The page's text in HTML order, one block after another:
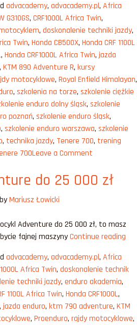
na
prawo
jazdy
A2
[2023]”
advacademy, advacademy.pl, Africa
G310GS, CRF1000L Africa Twin,
, doskonalenie techniki jazdy,
Twin, Honda CB500X, Honda CRF 1100L
, Honda CRF1000L Africa Twin,jazda
, KTM 890 Adventure R, kursy
motocyklowe, Royal Enfield Himalayan,
, szkolenia na torze, szkolenie ciężkie
enduro dolny śląsk, szkolenie
poznań, szkolenie enduro śląsk,
, szkolenie enduro warszawa, szkolenie
, technika jazdy, Tenere 700, trening
700Leave a Comment
adventure
A2
[2023]
do 25 000 zł
byMariusz Łowicki
Adventure do 25 000 zł, to masz
fajnej maszynyContinue reading
25
advacademy, advacademy.pl, Africa
Africa Twin, doskonalenie technik
techniki jazdy, enduro akademia,
1100L Africa Twin, Honda CRF1000L,
,jazda enduro, ktm 790 adventure, KTM
, Proenduro, rajdy motocyklowe,